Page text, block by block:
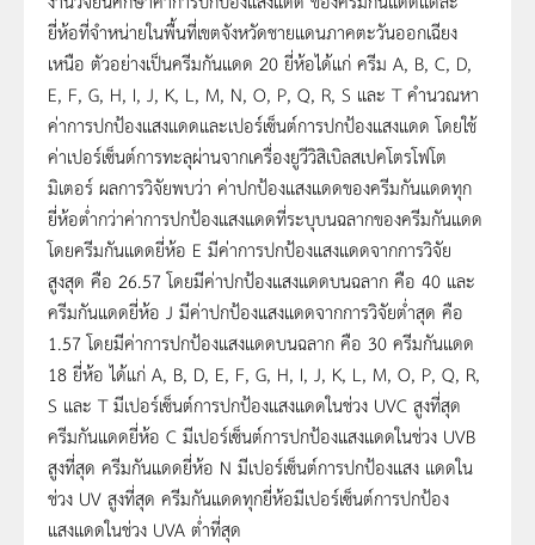
ยี่ห้อที่จำหน่ายในพื้นที่เขตจังหวัดชายแดนภาคตะวันออกเฉียง
เหนือ ตัวอย่างเป็นครีมกันแดด 20 ยี่ห้อได้แก่ ครีม A, B, C, D,
E, F, G, H, I, J, K, L, M, N, O, P, Q, R, S และ T คำนวณหา
ค่าการปกป้องแสงแดดและเปอร์เซ็นต์การปกป้องแสงแดด โดยใช้
ค่าเปอร์เซ็นต์การทะลุผ่านจากเครื่องยูวีวิสิเบิลสเปคโตรโฟโต
มิเตอร์ ผลการวิจัยพบว่า ค่าปกป้องแสงแดดของครีมกันแดดทุก
ยี่ห้อต่ำกว่าค่าการปกป้องแสงแดดที่ระบุบนฉลากของครีมกันแดด
โดยครีมกันแดดยี่ห้อ E มีค่าการปกป้องแสงแดดจากการวิจัย
สูงสุด คือ 26.57 โดยมีค่าปกป้องแสงแดดบนฉลาก คือ 40 และ
ครีมกันแดดยี่ห้อ J มีค่าปกป้องแสงแดดจากการวิจัยต่ำสุด คือ
1.57 โดยมีค่าการปกป้องแสงแดดบนฉลาก คือ 30 ครีมกันแดด
18 ยี่ห้อ ได้แก่ A, B, D, E, F, G, H, I, J, K, L, M, O, P, Q, R,
S และ T มีเปอร์เซ็นต์การปกป้องแสงแดดในช่วง UVC สูงที่สุด
ครีมกันแดดยี่ห้อ C มีเปอร์เซ็นต์การปกป้องแสงแดดในช่วง UVB
สูงที่สุด ครีมกันแดดยี่ห้อ N มีเปอร์เซ็นต์การปกป้องแสง แดดใน
ช่วง UV สูงที่สุด ครีมกันแดดทุกยี่ห้อมีเปอร์เซ็นต์การปกป้อง
แสงแดดในช่วง UVA ต่ำที่สุด